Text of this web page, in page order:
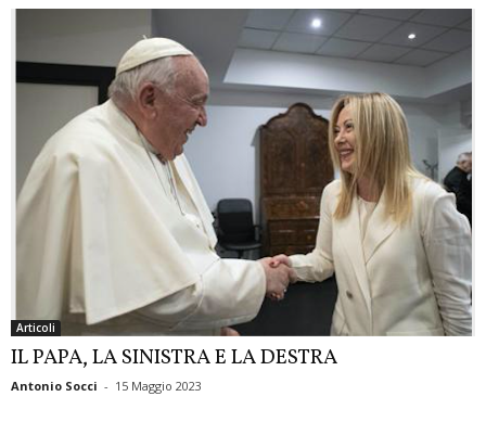
Articoli
IL PAPA, LA SINISTRA E LA DESTRA
Antonio Socci - 15 Maggio 2023